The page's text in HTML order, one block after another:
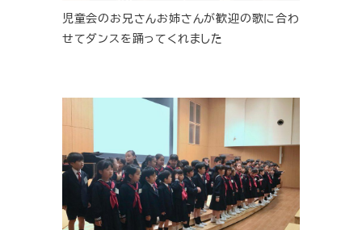
児童会のお兄さんお姉さんが歓迎の歌に合わ
せてダンスを踊ってくれました